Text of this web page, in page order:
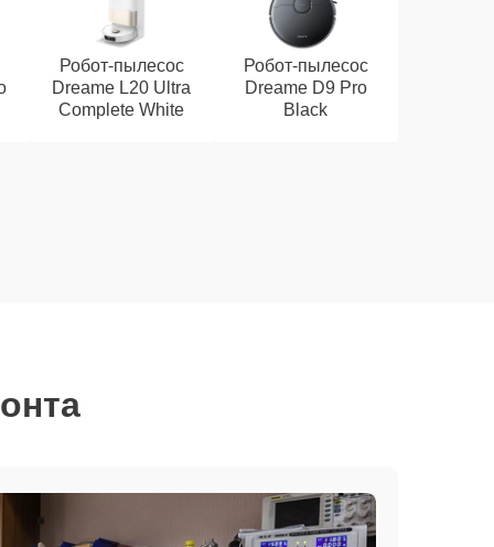
Робот-пылесос
Dreame L20 Ultra
Complete White
Робот-пылесос
Dreame D9 Pro
Black